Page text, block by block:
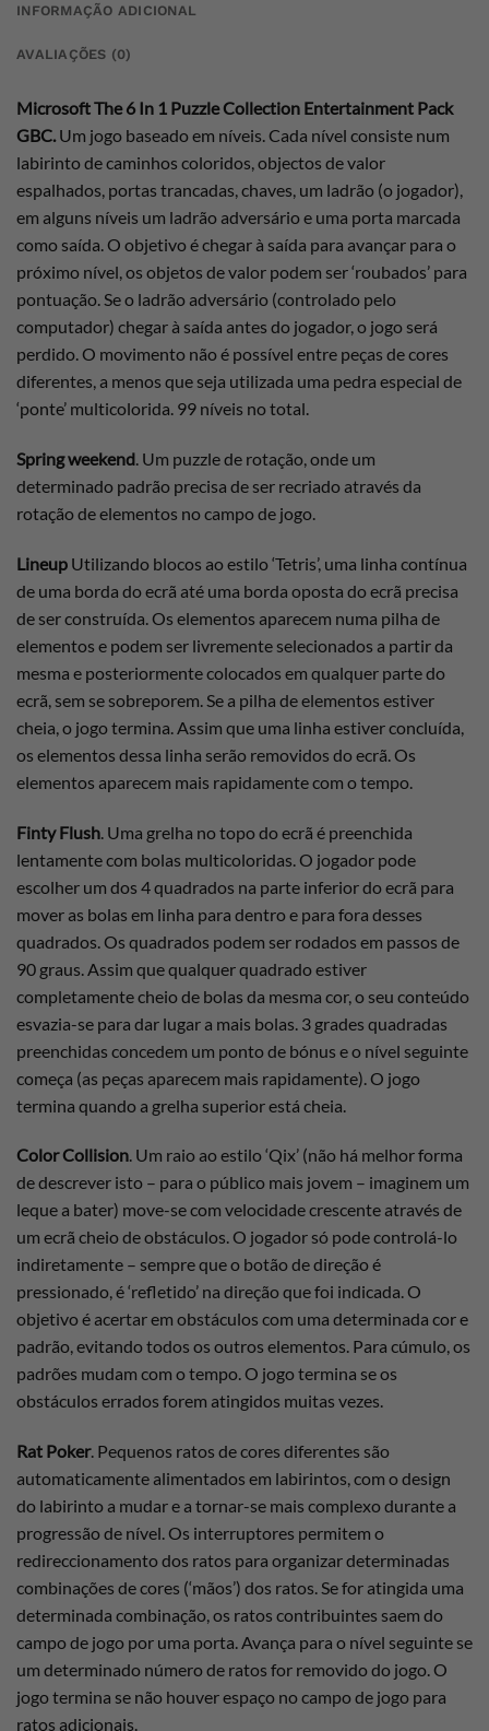
INFORMAÇÃO ADICIONAL
AVALIAÇÕES (0)
Microsoft The 6 In 1 Puzzle Collection Entertainment Pack
GBC.Um jogo baseado em níveis. Cada nível consiste num
labirinto de caminhos coloridos, objectos de valor
espalhados, portas trancadas, chaves, um ladrão (o jogador),
em alguns níveis um ladrão adversário e uma porta marcada
como saída. O objetivo é chegar à saída para avançar para o
próximo nível, os objetos de valor podem ser ‘roubados’ para
pontuação. Se o ladrão adversário (controlado pelo
computador) chegar à saída antes do jogador, o jogo será
perdido. O movimento não é possível entre peças de cores
diferentes, a menos que seja utilizada uma pedra especial de
‘ponte’ multicolorida. 99 níveis no total.
Spring weekend. Um puzzle de rotação, onde um
determinado padrão precisa de ser recriado através da
rotação de elementos no campo de jogo.
Lineup Utilizando blocos ao estilo ‘Tetris’, uma linha contínua
de uma borda do ecrã até uma borda oposta do ecrã precisa
de ser construída. Os elementos aparecem numa pilha de
elementos e podem ser livremente selecionados a partir da
mesma e posteriormente colocados em qualquer parte do
ecrã, sem se sobreporem. Se a pilha de elementos estiver
cheia, o jogo termina. Assim que uma linha estiver concluída,
os elementos dessa linha serão removidos do ecrã. Os
elementos aparecem mais rapidamente com o tempo.
Finty Flush . Uma grelha no topo do ecrã é preenchida
lentamente com bolas multicoloridas. O jogador pode
escolher um dos 4 quadrados na parte inferior do ecrã para
mover as bolas em linha para dentro e para fora desses
quadrados. Os quadrados podem ser rodados em passos de
90 graus. Assim que qualquer quadrado estiver
completamente cheio de bolas da mesma cor, o seu conteúdo
esvazia-se para dar lugar a mais bolas. 3 grades quadradas
preenchidas concedem um ponto de bónus e o nível seguinte
começa (as peças aparecem mais rapidamente). O jogo
termina quando a grelha superior está cheia.
Color Collision. Um raio ao estilo ‘Qix’ (não há melhor forma
de descrever isto – para o público mais jovem – imaginem um
leque a bater) move-se com velocidade crescente através de
um ecrã cheio de obstáculos. O jogador só pode controlá-lo
indiretamente – sempre que o botão de direção é
pressionado, é ‘refletido’ na direção que foi indicada. O
objetivo é acertar em obstáculos com uma determinada cor e
padrão, evitando todos os outros elementos. Para cúmulo, os
padrões mudam com o tempo. O jogo termina se os
obstáculos errados forem atingidos muitas vezes.
Rat Poker. Pequenos ratos de cores diferentes são
automaticamente alimentados em labirintos, com o design
do labirinto a mudar e a tornar-se mais complexo durante a
progressão de nível. Os interruptores permitem o
redireccionamento dos ratos para organizar determinadas
combinações de cores (‘mãos’) dos ratos. Se for atingida uma
determinada combinação, os ratos contribuintes saem do
campo de jogo por uma porta. Avança para o nível seguinte se
um determinado número de ratos for removido do jogo. O
jogo termina se não houver espaço no campo de jogo para
ratos adicionais.